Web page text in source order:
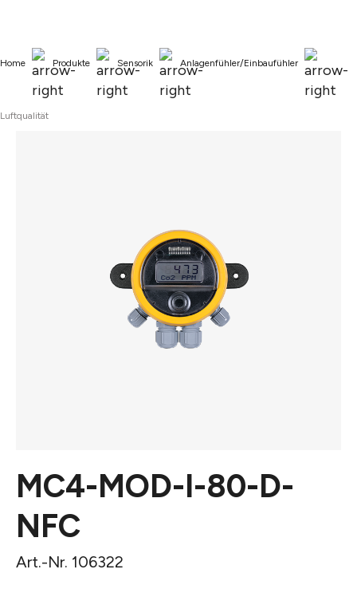
Home Produkte Sensorik Anlagenfühler/Einbaufühler
Luftqualität
MC4-MOD-I-80-D-
NFC
Art.-Nr. 106322